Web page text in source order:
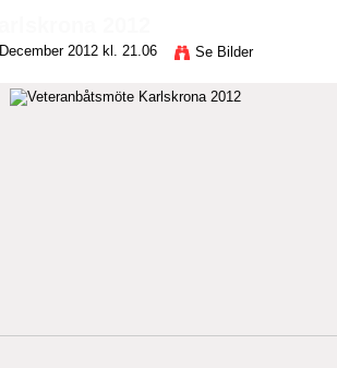
2012 kl. 21.06 Se Bilder